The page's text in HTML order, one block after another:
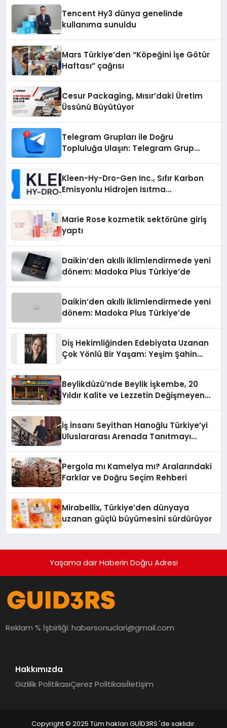
Tencent Hy3 dünya genelinde
kullanıma sunuldu
Mars Türkiye’den “Köpeğini İşe Götür
Haftası” çağrısı
Cesur Packaging, Mısır’daki Üretim
Üssünü Büyütüyor
Telegram Grupları ile Doğru
Topluluğa Ulaşın: Telegram Grup
Kleen-Hy-Dro-Gen Inc., Sıfır Karbon
Emisyonlu Hidrojen Isıtma
Marie Rose kozmetik sektörüne giriş
yaptı
Daikin’den akıllı iklimlendirmede yeni
dönem: Madoka Plus Türkiye’de
Daikin’den akıllı iklimlendirmede yeni
dönem: Madoka Plus Türkiye’de
Diş Hekimliğinden Edebiyata Uzanan
Çok Yönlü Bir Yaşam: Yeşim Şahin
Beylikdüzü’nde Beylik İşkembe, 20
Yıldır Kalite ve Lezzetin Değişmeyen
İş İnsanı Seyithan Hanoğlu Türkiye’yi
Uluslararası Arenada Tanıtmayı
Pergola mı Kamelya mı? Aralarındaki
Farklar ve Doğru Seçim Rehberi
Mirabellix, Türkiye’den dünyaya
uzanan güçlü büyümesini sürdürüyor
Yaşama dair Haberin Doğru Adresi
Reklam % İşbirliği:habersonuclari@gmail.com
Hakkımızda
Gizlilik PolitikasıÇerez Politikasıİletişim
Copyright © 2025 Tüm hakları GUİD3RS 'de saklıdır.